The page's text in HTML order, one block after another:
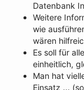
Datenbank
Weitere
wie
wären
Es soll für
einheitlich,
Man hat
Einsatz ...